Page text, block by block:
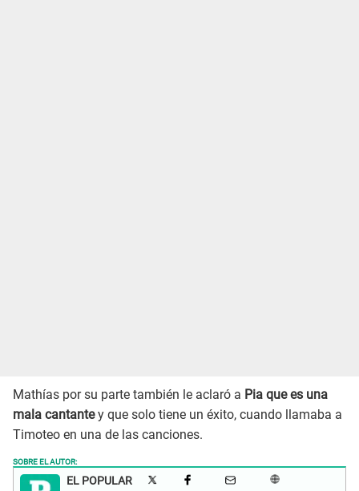
Mathías por su parte también le aclaró a Pia que es una
mala cantantey que solo tiene un éxito, cuando llamaba a
Timoteo en una de las canciones.
SOBRE EL AUTOR:
EL POPULAR